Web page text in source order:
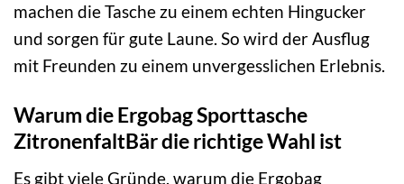
machen die Tasche zu einem echten Hingucker
und sorgen für gute Laune. So wird der Ausflug
mit Freunden zu einem unvergesslichen Erlebnis.
Warum die Ergobag Sporttasche
ZitronenfaltBär die richtige Wahl ist
Es gibt viele Gründe, warum die Ergobag